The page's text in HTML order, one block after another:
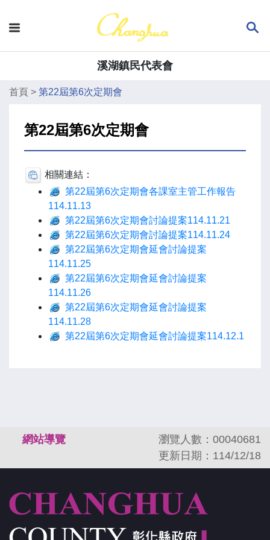
溪湖鎮民代表會
首頁 > 第22屆第6次定期會
第22屆第6次定期會
相關連結：
第22屆第6次定期會各課室主管工作報告
114.11.13
第22屆第6次定期會討論提案114.11.21
第22屆第6次定期會討論提案114.11.24
第22屆第6次定期會延會討論提案
114.11.25
第22屆第6次定期會延會討論提案
114.11.26
第22屆第6次定期會延會討論提案
114.11.28
第22屆第6次定期會延會討論提案114.12.1
網站導覽
瀏覽人數：00040681
更新日期：114/12/18